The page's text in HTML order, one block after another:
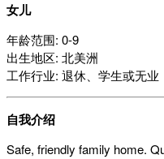
女儿
年龄范围: 0-9
出生地区: 北美洲
工作行业: 退休、学生或无业
自我介绍
Safe, friendly family home.